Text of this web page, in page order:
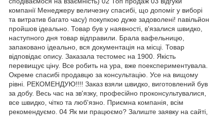
компанії Менеджеру величезну спасибі, що допоміг у виборі
та витратив багато часу) покупкою дуже задоволені! павільйон
пройшов ідеально. Товар був у наявності, в'язалися швидко,
наступного дня товар відправили. Брала вафельницю,
запаковано ідеально, вся документація на місці. Товар
відповідає опису. Заказала тестомес на 1900. Якість
перевищує ціну. Все робить на ура, вже поекспериментувала.
Окреме спасибі продавцю за консультацію. Усе на вищому
рівні. РЕКОМЕНДУЮ!!!! Заказ взяли швидко, виготовлений був
за добу. Весь час на зв'язку, професійно проконсультувалися,
все швидко, чітко та люб'язно. Приємна компанія, всім
рекомендуємо. 04 Як ми працюємо? Залиште заявку на сайті,